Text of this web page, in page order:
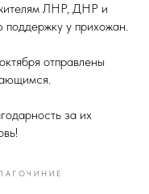
ЛНР, ДНР и
у прихожан.
отправлены
за их